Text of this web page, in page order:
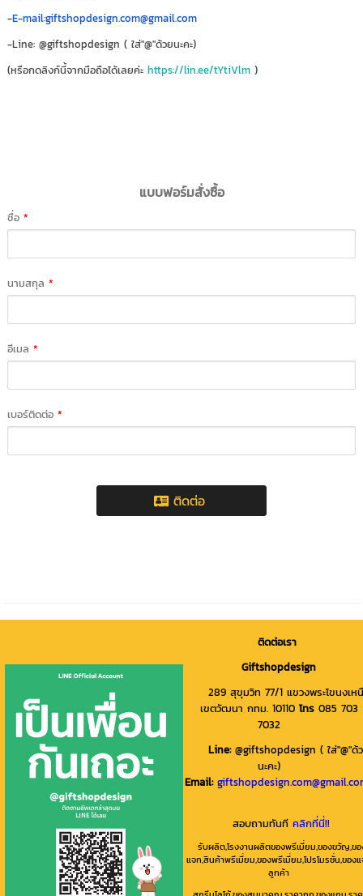
-E-mail:giftshopdesign.com@gmail.com
-Line: @giftshopdesign ( ใส่"@"ด้วยนะคะ)
(หรือกดลิงก์นี้จากมือถือได้เลยค่ะhttps://lin.ee/tYtiVlm )
แบบฟอร์มสั่งซื้อ
ชื่อ*
นามสกุล*
อีเมล*
เบอร์ติดต่อ*
ติดต่อ
ติดต่อเรา
Giftshopdesign
289 สุขุมวิท 77/1 แขวงพระโขนงเห
เขตวัฒนา กทม. 10110โทร085 703
7032
Line: @giftshopdesign ( ใส่"@"ด้
นะคะ)
Email:
สอบถามทันที คลิกที่นี่!!
รับผลิต,โรงงานผลิตของพรีเมี่ยม,ของขวัญ,ข
แจก,สินค้าพรีเมี่ยม,ของพรีเมี่ยม,โปรโมรชั่น,ของ
ลูกค้า